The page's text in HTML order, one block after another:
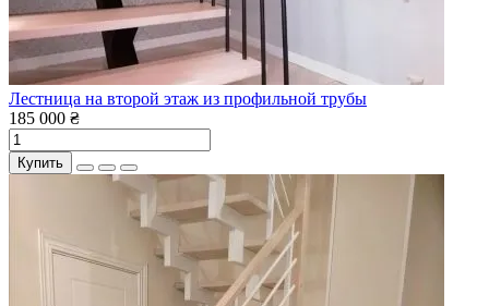
Лестница на второй этаж из профильной трубы
185 000 ₴
Купить